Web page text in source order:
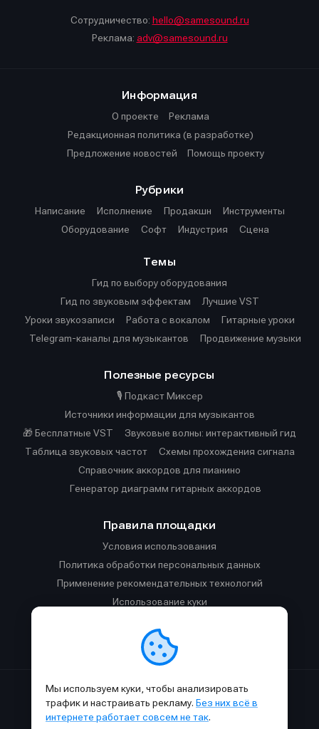
Сотрудничество: hello@samesound.ru
Реклама: adv@samesound.ru
Информация
О проекте
Реклама
Редакционная политика (в разработке)
Предложение новостей
Помощь проекту
Рубрики
Написание
Исполнение Продакшн
Инструменты
Оборудование
Софт Индустрия Сцена
Темы
Гид по выбору оборудования
Гид по звуковым эффектам
Лучшие VST
Уроки звукозаписи
Работа с вокалом
Гитарные уроки
Telegram-каналы для музыкантов
Продвижение музыки
Полезные ресурсы
🎙️ Подкаст Миксер
Источники информации для музыкантов
🎁 Бесплатные VST
Звуковые волны: интерактивный гид
Таблица звуковых частот
Cхемы прохождения сигнала
Справочник аккордов для пианино
Генератор диаграмм гитарных аккордов
Правила площадки
Условия использования
Политика обработки персональных данных
Применение рекомендательных технологий
Использование куки
Правила общения в Телеграм-чате
Сделано с к в SAMESOUND© 2015-2026.
Использование материалов SAMESOUND разрешено только с
Мы используем куки, чтобы анализировать
трафик и настраивать рекламу. Без них всё в
интернете работает совсем не так.